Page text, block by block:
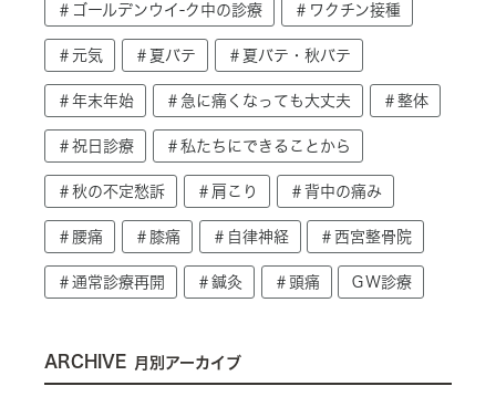
＃ゴールデンウイ-ク中の診療 ＃ワクチン接種
＃元気 ＃夏バテ ＃夏バテ・秋バテ
＃年末年始 ＃急に痛くなっても大丈夫 ＃整体
＃祝日診療 ＃私たちにできることから
＃秋の不定愁訴 ＃肩こり ＃背中の痛み
＃腰痛 ＃膝痛 ＃自律神経 ＃西宮整骨院
＃通常診療再開 ＃鍼灸 ＃頭痛 ＧＷ診療
ARCHIVE 月別アーカイブ